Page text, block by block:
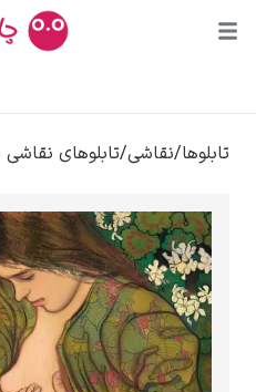
محبوب‌ترین
هنرمندان
کلود مونه
تابلوهای نقاشی سبک مدرنیسم/